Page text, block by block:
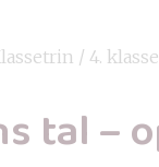
/ 4. klasse
tal –